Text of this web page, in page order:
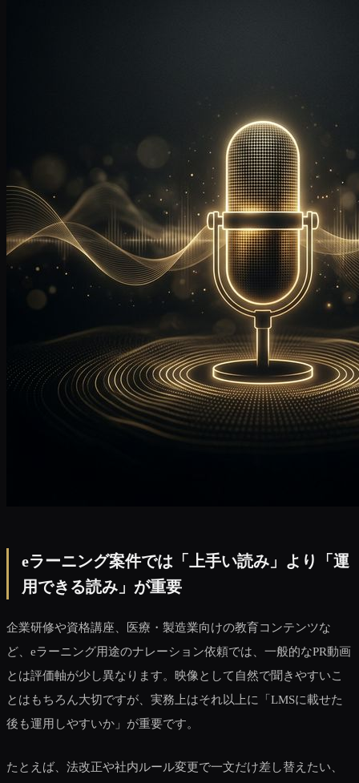
eラーニング案件では「上手い読み」より「運
用できる読み」が重要
企業研修や資格講座、医療・製造業向けの教育コンテンツな
ど、eラーニング用途のナレーション依頼では、一般的なPR動画
とは評価軸が少し異なります。映像として自然で聞きやすいこ
とはもちろん大切ですが、実務上はそれ以上に「LMSに載せた
後も運用しやすいか」が重要です。
たとえば、法改正や社内ルール変更で一文だけ差し替えたい、